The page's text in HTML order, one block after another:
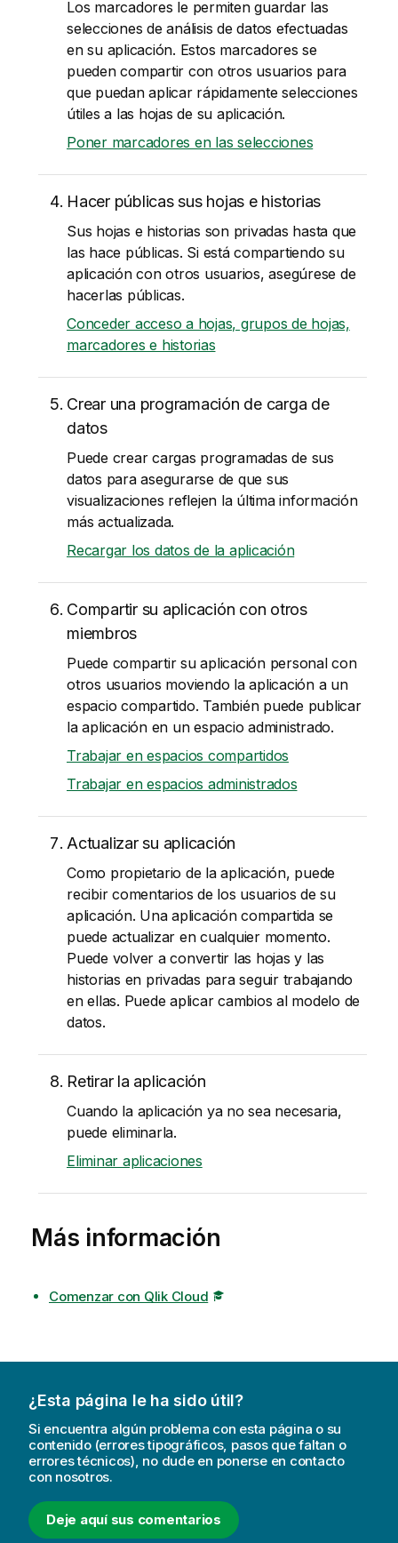
Los marcadores le permiten guardar las
selecciones de análisis de datos efectuadas
en su aplicación. Estos marcadores se
pueden compartir con otros usuarios para
que puedan aplicar rápidamente selecciones
útiles a las hojas de su aplicación.
Poner marcadores en las selecciones
Hacer públicas sus hojas e historias
Sus hojas e historias son privadas hasta que
las hace públicas. Si está compartiendo su
aplicación con otros usuarios, asegúrese de
hacerlas públicas.
Conceder acceso a hojas, grupos de hojas,
marcadores e historias
Crear una programación de carga de
datos
Puede crear cargas programadas de sus
datos para asegurarse de que sus
visualizaciones reflejen la última información
más actualizada.
Recargar los datos de la aplicación
Compartir su aplicación con otros
miembros
Puede compartir su aplicación personal con
otros usuarios moviendo la aplicación a un
espacio compartido. También puede publicar
la aplicación en un espacio administrado.
Trabajar en espacios compartidos
Trabajar en espacios administrados
Actualizar su aplicación
Como propietario de la aplicación, puede
recibir comentarios de los usuarios de su
aplicación. Una aplicación compartida se
puede actualizar en cualquier momento.
Puede volver a convertir las hojas y las
historias en privadas para seguir trabajando
en ellas. Puede aplicar cambios al modelo de
datos.
Retirar la aplicación
Cuando la aplicación ya no sea necesaria,
puede eliminarla.
Eliminar aplicaciones
Más información
Comenzar con Qlik Cloud
¿Esta página le ha sido útil?
Si encuentra algún problema con esta página o su
contenido (errores tipográficos, pasos que faltan o
errores técnicos), no dude en ponerse en contacto
con nosotros.
Deje aquí sus comentarios